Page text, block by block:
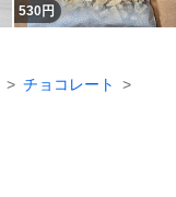
530円
チョコレート